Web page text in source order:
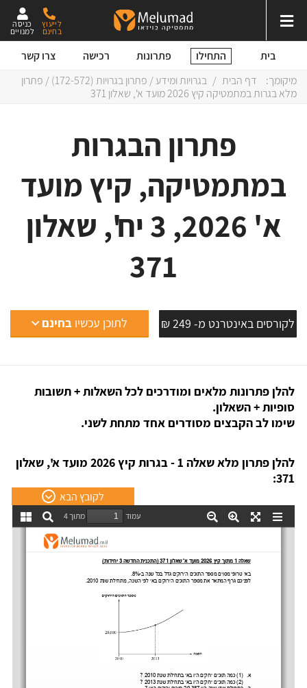
כניסה
למנויים
לייעוץ
בחינם
בית התחילו פתרונות רכישה צרו קשר
פתרון הבגרות
במתמטיקה, קיץ מועד
א' 2026, 3 יח', שאלון
371
לקורסים באינטרנט מ- 249 ₪ לתוכן עכשיובחינם
מיקומך: דף הבית / בגרויות ומידע/ פתרון בגרויות (172-572)
/ פתרון
מלא בגרות במתמטיקה קיץ 2026 מועד א', שאלון 371
להלן פתרונות מלאים ומודרכים לכל השאלות + תשובות
סופיות + השאלון.
שימו לב הקבצים מסודרים אחד מתחת לשני.
להלן פתרון מלא שאלה 1 - בגרות קיץ 2026 מועד א', שאלון
371:
לקובץ הבא